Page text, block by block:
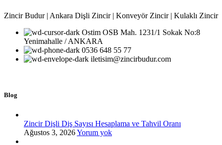
Zincir Budur | Ankara Dişli Zincir | Konveyör Zincir | Kulaklı Zincir
Ostim OSB Mah. 1231/1 Sokak No:8
Yenimahalle / ANKARA
0536 648 55 77
iletisim@zincirbudur.com
Blog
Zincir Dişli Diş Sayısı Hesaplama ve Tahvil Oranı
Ağustos 3, 2026Yorum yok